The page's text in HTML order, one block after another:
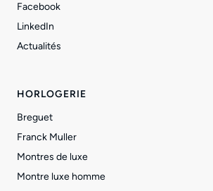
Facebook
LinkedIn
Actualités
HORLOGERIE
Breguet
Franck Muller
Montres de luxe
Montre luxe homme